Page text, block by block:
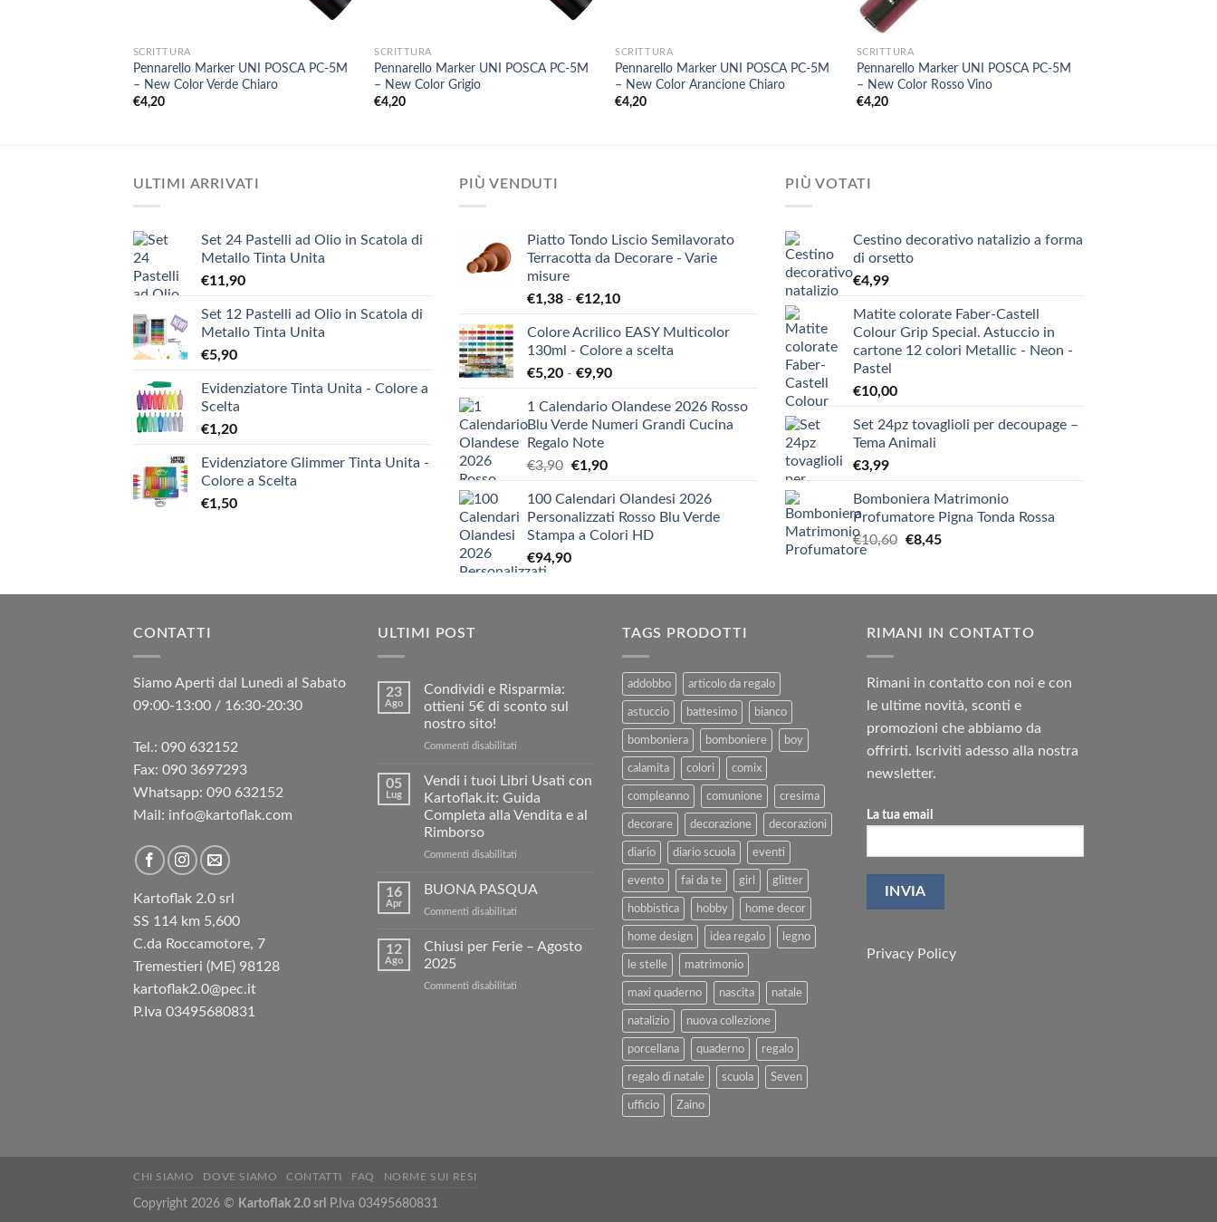
SCRITTURA
Pennarello Marker UNI POSCA PC-5M
– New Color Verde Chiaro
€4,20
SCRITTURA
Pennarello Marker UNI POSCA PC-5M
– New Color Grigio
€4,20
SCRITTURA
Pennarello Marker UNI POSCA PC-5M
– New Color Arancione Chiaro
€4,20
+
SCRITTURA
Pennarello Marker UNI POSCA PC-5M
– New Color Rosso Vino
€4,20
ULTIMI ARRIVATI
Set 24 Pastelli ad Olio in Scatola di
Metallo Tinta Unita
€11,90
Set 12 Pastelli ad Olio in Scatola di
Metallo Tinta Unita
€5,90
Evidenziatore Tinta Unita - Colore a
Scelta
€1,20
Evidenziatore Glimmer Tinta Unita -
Colore a Scelta
€1,50
PIÙ VENDUTI
Piatto Tondo Liscio Semilavorato
Terracotta da Decorare - Varie
misure
€1,38 - €12,10Fascia
prezzo:
da
€12,10
Colore Acrilico EASY Multicolor
130ml - Colore a scelta
€5,20 - €9,90Fascia
prezzo:
da
1 Calendario Olandese 2026 Rosso
Blu Verde Numeri Grandi Cucina
Regalo Note
€3,90 Il
originale
era:
€3,90.
€1,90Il
attuale
è:
€1,90.
100 Calendari Olandesi 2026
Personalizzati Rosso Blu Verde
Stampa a Colori HD
€94,90
PIÙ VOTATI
Cestino decorativo natalizio a forma
di orsetto
€4,99
Matite colorate Faber-Castell
Colour Grip Special. Astuccio in
cartone 12 colori Metallic - Neon -
Pastel
€10,00
Set 24pz tovaglioli per decoupage –
Tema Animali
€3,99
Bomboniera Matrimonio
Profumatore Pigna Tonda Rossa
€10,60 Il
era:
€8,45Il
è:
CONTATTI
Siamo Aperti dal Lunedì al Sabato
09:00-13:00 / 16:30-20:30
Tel.: 090 632152
Fax: 090 3697293‬
Whatsapp: 090 632152
Mail: info@kartoflak.com
Kartoflak 2.0 srl
SS 114 km 5,600
C.da Roccamotore, 7
Tremestieri (ME) 98128
kartoflak2.0@pec.it
P.Iva 03495680831
ULTIMI POST
23
Ago
Condividi e Risparmia:
ottieni 5€ di sconto sul
nostro sito!
Commenti disabilitati
Risparmia:
5€
nostro
sito!
05
Lug
Vendi i tuoi Libri Usati con
Kartoflak.it: Guida
Completa alla Vendita e al
Rimborso
Commenti disabilitati
i
tuoi
con
16
Apr
BUONA PASQUA
Commenti disabilitati
PASQUA
12
Ago
Chiusi per Ferie – Agosto
2025
Commenti disabilitati
TAGS PRODOTTI
addobbo articolo da regalo
astuccio battesimo bianco
bomboniera bomboniere boy
calamita colori comix
compleanno comunione cresima
decorare decorazione decorazioni
diario diario scuola eventi
evento fai da te girl glitter
hobbistica hobby home decor
home design idea regalo legno
le stelle matrimonio
maxi quaderno nascita natale
natalizio nuova collezione
porcellana quaderno regalo
regalo di natale scuola Seven
ufficio Zaino
RIMANI IN CONTATTO
Rimani in contatto con noi e con
le ultime novità, sconti e
promozioni che abbiamo da
offrirti. Iscriviti adesso alla nostra
newsletter.
La tua email
Privacy Policy
CHI SIAMO DOVE SIAMO CONTATTI FAQ NORME SUI RESI
Copyright 2026 © Kartoflak 2.0 srl P.Iva 03495680831